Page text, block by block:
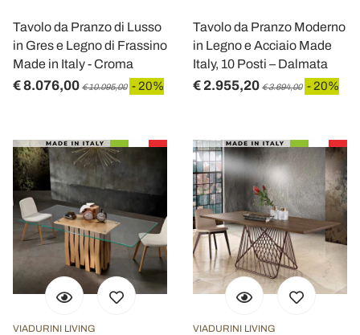
Tavolo da Pranzo di Lusso
in Gres e Legno di Frassino
Made in Italy - Croma
€ 8.076,00 € 10.095,00 - 20%
Tavolo da Pranzo Moderno
in Legno e Acciaio Made
Italy, 10 Posti – Dalmata
€ 2.955,20 € 3.694,00 - 20%
VIADURINI LIVING VIADURINI LIVING